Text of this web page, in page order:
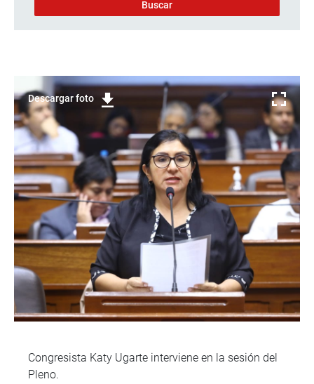
Descargar foto
Congresista Katy Ugarte interviene en la sesión del
Pleno.